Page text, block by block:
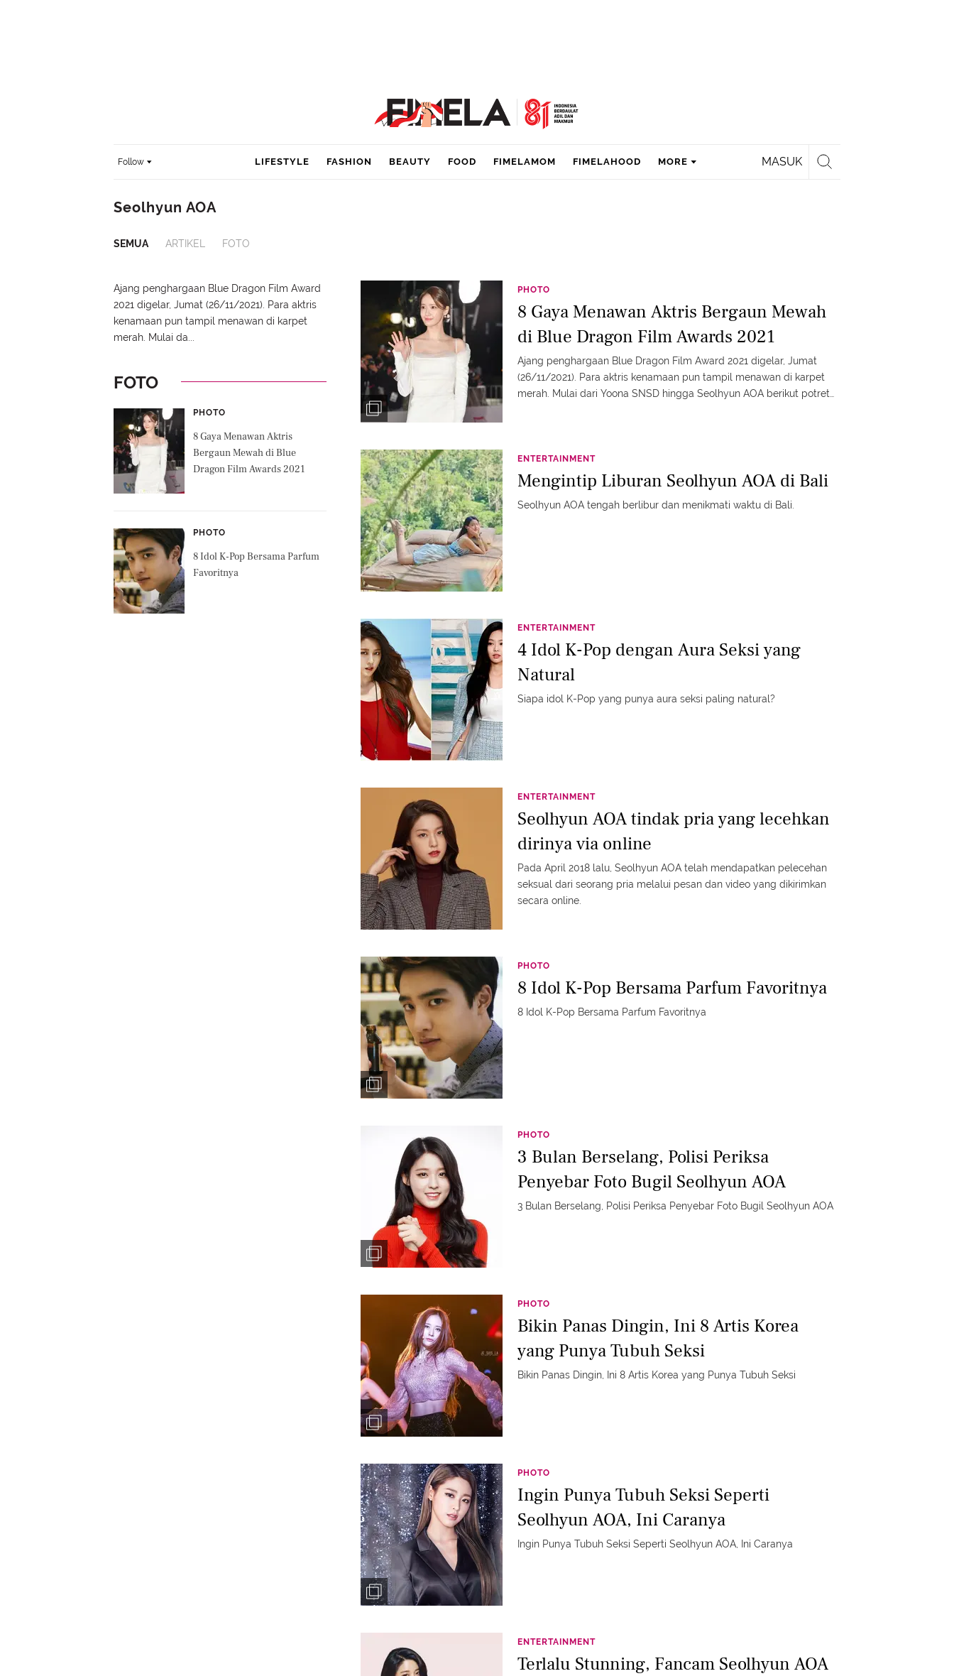
Follow MASUK
LIFESTYLE FASHION BEAUTY FOOD FIMELAMOM FIMELAHOOD MORE
Seolhyun AOA
SEMUA ARTIKEL FOTO
Ajang penghargaan Blue Dragon Film Award
2021 digelar, Jumat (26/11/2021). Para aktris
kenamaan pun tampil menawan di karpet
merah. Mulai da...
FOTO
PHOTO
8 Gaya Menawan Aktris
Bergaun Mewah di Blue
Dragon Film Awards 2021
PHOTO
8 Idol K-Pop Bersama Parfum
Favoritnya
PHOTO
8 Gaya Menawan Aktris Bergaun Mewah
di Blue Dragon Film Awards 2021
Ajang penghargaan Blue Dragon Film Award 2021 digelar, Jumat
(26/11/2021). Para aktris kenamaan pun tampil menawan di karpet
merah. Mulai dari Yoona SNSD hingga Seolhyun AOA berikut potret
ENTERTAINMENT
Mengintip Liburan Seolhyun AOA di Bali
Seolhyun AOA tengah berlibur dan menikmati waktu di Bali.
ENTERTAINMENT
4 Idol K-Pop dengan Aura Seksi yang
Natural
Siapa idol K-Pop yang punya aura seksi paling natural?
ENTERTAINMENT
Seolhyun AOA tindak pria yang lecehkan
dirinya via online
Pada April 2018 lalu, Seolhyun AOA telah mendapatkan pelecehan
seksual dari seorang pria melalui pesan dan video yang dikirimkan
secara online.
PHOTO
8 Idol K-Pop Bersama Parfum Favoritnya
8 Idol K-Pop Bersama Parfum Favoritnya
PHOTO
3 Bulan Berselang, Polisi Periksa
Penyebar Foto Bugil Seolhyun AOA
3 Bulan Berselang, Polisi Periksa Penyebar Foto Bugil Seolhyun AOA
PHOTO
Bikin Panas Dingin, Ini 8 Artis Korea
yang Punya Tubuh Seksi
Bikin Panas Dingin, Ini 8 Artis Korea yang Punya Tubuh Seksi
PHOTO
Ingin Punya Tubuh Seksi Seperti
Seolhyun AOA, Ini Caranya
Ingin Punya Tubuh Seksi Seperti Seolhyun AOA, Ini Caranya
ENTERTAINMENT
Terlalu Stunning, Fancam Seolhyun AOA